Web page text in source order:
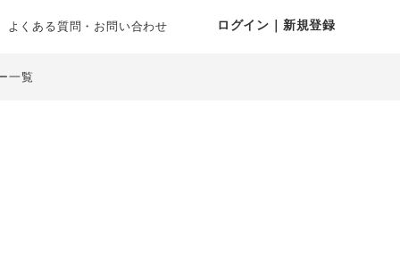
よくある質問・お問い合わせ ログイン｜新規登録
一覧